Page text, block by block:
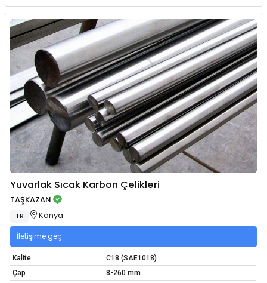
Yuvarlak Sıcak Karbon Çelikleri
TAŞKAZAN
TR Konya
İletişime geç
Kalite
C18 (SAE1018)
Çap
8-260 mm